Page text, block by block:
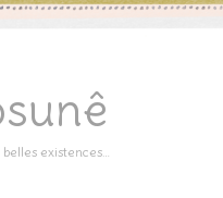
existences…